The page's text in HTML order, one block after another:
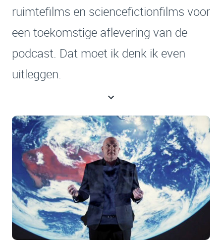
ruimtefilms en sciencefictionfilms voor
een toekomstige aflevering van de
podcast. Dat moet ik denk ik even
uitleggen.